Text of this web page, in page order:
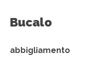
PROMOZIONI
NEGOZI
Bucalo
abbigliamento